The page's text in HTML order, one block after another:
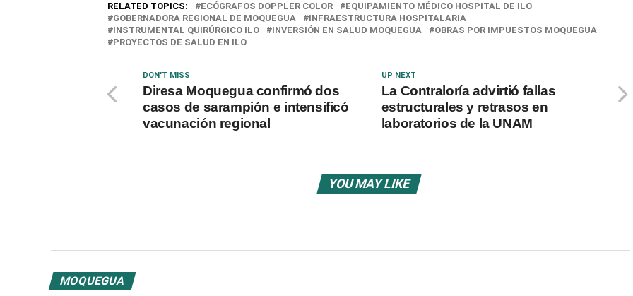
RELATED TOPICS: ECÓGRAFOS DOPPLER COLOR
EQUIPAMIENTO MÉDICO HOSPITAL DE ILO
GOBERNADORA REGIONAL DE MOQUEGUA
INFRAESTRUCTURA HOSPITALARIA
INSTRUMENTAL QUIRÚRGICO ILO
INVERSIÓN EN SALUD MOQUEGUA
OBRAS POR IMPUESTOS MOQUEGUA
PROYECTOS DE SALUD EN ILO
UP NEXT
La Contraloría advirtió fallas
estructurales y retrasos en
laboratorios de la UNAM
DON'T MISS
Diresa Moquegua confirmó dos
casos de sarampión e intensificó
vacunación regional
YOU MAY LIKE
MOQUEGUA